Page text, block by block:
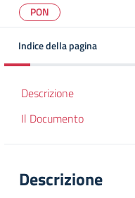
PON
Indice della pagina
Descrizione
Il Documento
Descrizione